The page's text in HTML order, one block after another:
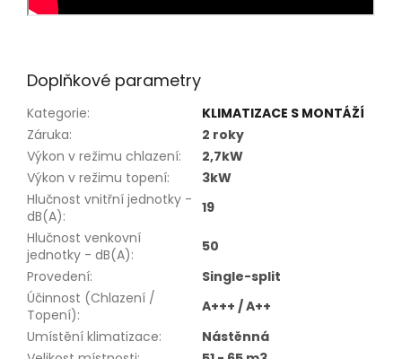
Doplňkové parametry
Kategorie:
KLIMATIZACE S MONTÁŽÍ
Záruka:
2 roky
Výkon v režimu chlazení:
2,7kW
Výkon v režimu topení:
3kW
Hlučnost vnitřní jednotky -
dB(A):
19
Hlučnost venkovní
jednotky - dB(A):
50
Provedení:
Single-split
Účinnost (Chlazení /
Topení):
A+++ / A++
Umístění klimatizace:
Nástěnná